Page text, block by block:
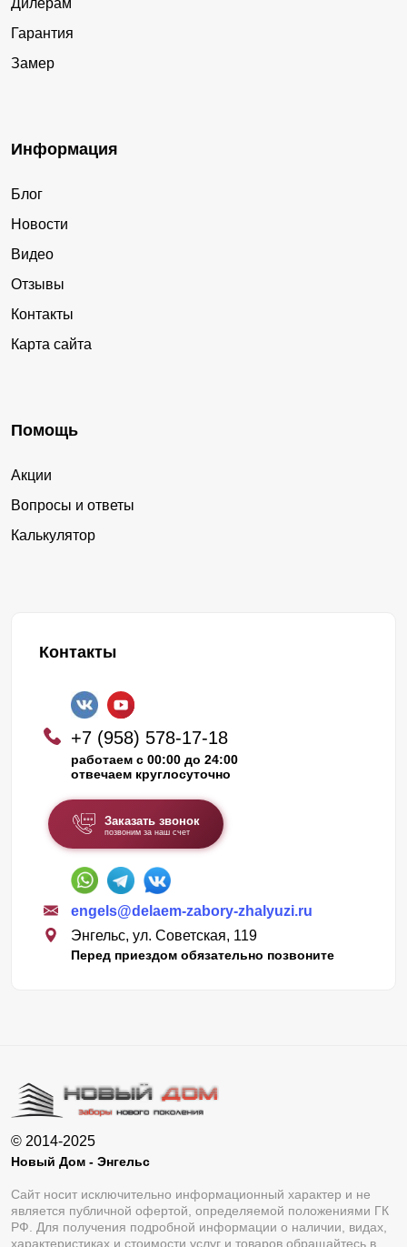
Гарантия
Замер
Информация
Блог
Новости
Видео
Отзывы
Контакты
Карта сайта
Помощь
Акции
Вопросы и ответы
Калькулятор
Контакты
+7 (958) 578-17-18
работаем с 00:00 до 24:00
отвечаем круглосуточно
Заказать звонок
позвоним за наш счет
engels@delaem-zabory-zhalyuzi.ru
Энгельс, ул. Советская, 119
Перед приездом обязательно позвоните
© 2014-2025
Новый Дом - Энгельс
Сайт носит исключительно информационный характер и не
является публичной офертой, определяемой положениями ГК
РФ. Для получения подробной информации о наличии, видах,
характеристиках и стоимости услуг и товаров обращайтесь в